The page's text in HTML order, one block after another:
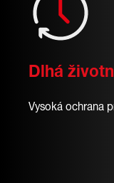
Dlhá
Vysoká ochrana